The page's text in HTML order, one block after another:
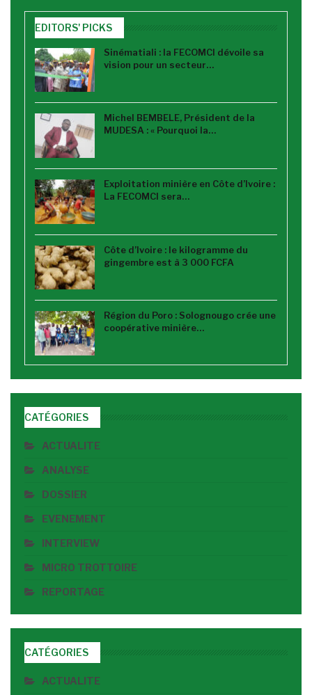
EDITORS' PICKS
Sinématiali : la FECOMCI dévoile sa
vision pour un secteur…
Michel BEMBELE, Président de la
MUDESA : « Pourquoi la…
Exploitation minière en Côte d’Ivoire :
La FECOMCI sera…
Côte d’Ivoire : le kilogramme du
gingembre est à 3 000 FCFA
Région du Poro : Solognougo crée une
coopérative minière…
CATÉGORIES
ACTUALITE
ANALYSE
DOSSIER
EVENEMENT
INTERVIEW
MICRO TROTTOIRE
REPORTAGE
CATÉGORIES
ACTUALITE